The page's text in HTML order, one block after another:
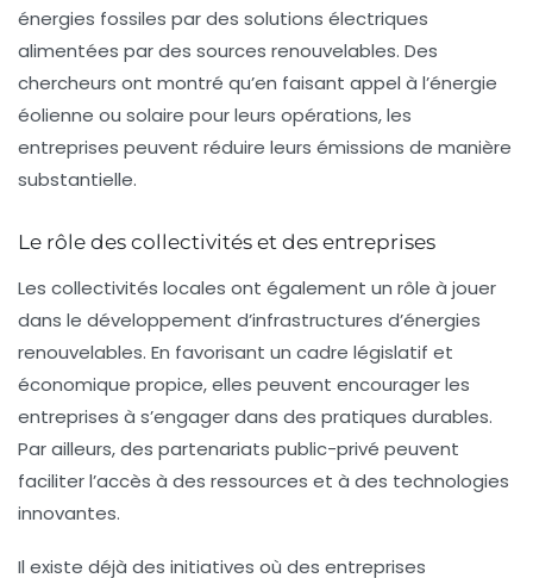
énergies fossiles par des solutions électriques
alimentées par des sources renouvelables. Des
chercheurs ont montré qu’en faisant appel à l’énergie
éolienne ou solaire pour leurs opérations, les
entreprises peuvent réduire leurs émissions de manière
substantielle.
Le rôle des collectivités et des entreprises
Les collectivités locales ont également un rôle à jouer
dans le développement d’infrastructures d’énergies
renouvelables. En favorisant un cadre législatif et
économique propice, elles peuvent encourager les
entreprises à s’engager dans des pratiques durables.
Par ailleurs, des partenariats public-privé peuvent
faciliter l’accès à des ressources et à des technologies
innovantes.
Il existe déjà des initiatives où des entreprises